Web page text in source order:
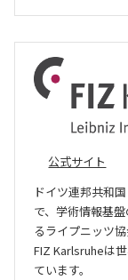
公式サイト
ドイツ連邦共和
で、学術情報基
るライプニッツ協
FIZ Karlsruheは
ています。